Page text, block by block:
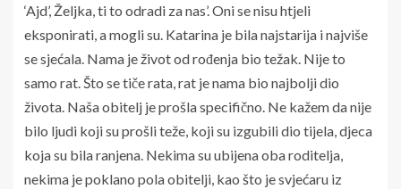
‘Ajd’, Željka, ti to odradi za nas’. Oni se nisu htjeli
eksponirati, a mogli su. Katarina je bila najstarija i najviše
se sjećala. Nama je život od rođenja bio težak. Nije to
samo rat. Što se tiče rata, rat je nama bio najbolji dio
života. Naša obitelj je prošla specifično. Ne kažem da nije
bilo ljudi koji su prošli teže, koji su izgubili dio tijela, djeca
koja su bila ranjena. Nekima su ubijena oba roditelja,
nekima je poklano pola obitelji, kao što je svjećaru iz